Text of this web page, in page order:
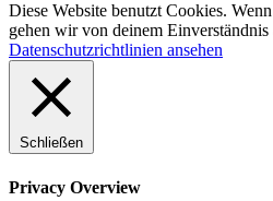
Diese Website benutzt Cookies.
gehen wir von deinem Einverständnis
Datenschutzrichtlinien ansehen
Schließen
Privacy Overview